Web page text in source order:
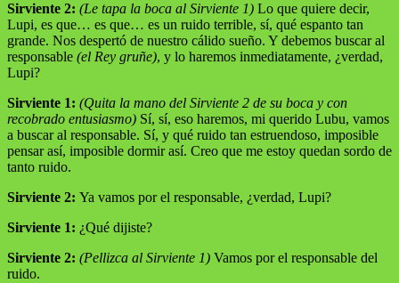
Sirviente 2: (Le tapa la boca al Sirviente 1) Lo que quiere decir,
Lupi, es que… es que… es un ruido terrible, sí, qué espanto tan
grande. Nos despertó de nuestro cálido sueño. Y debemos buscar al
responsable (el Rey gruñe), y lo haremos inmediatamente, ¿verdad,
Lupi?
Sirviente 1: (Quita la mano del Sirviente 2 de su boca y con
recobrado entusiasmo) Sí, sí, eso haremos, mi querido Lubu, vamos
a buscar al responsable. Sí, y qué ruido tan estruendoso, imposible
pensar así, imposible dormir así. Creo que me estoy quedan sordo de
tanto ruido.
Sirviente 2: Ya vamos por el responsable, ¿verdad, Lupi?
Sirviente 1: ¿Qué dijiste?
Sirviente 2: (Pellizca al Sirviente 1) Vamos por el responsable del
ruido.